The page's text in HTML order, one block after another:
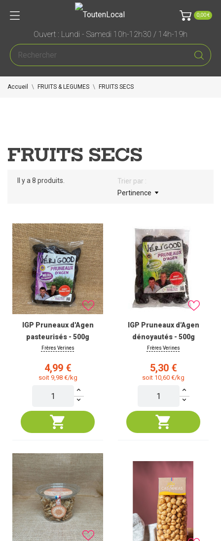
0,00 €
Ouvert : Lundi - Samedi 10h-12h30 / 14h-19h
Accueil FRUITS & LEGUMES FRUITS SECS
FRUITS SECS
Il y a 8 produits.
Trier par :
Pertinence
IGP Pruneaux d'Agen
pasteurisés - 500g
Frères Verines
Prix
4,99 €
soit 9,98 €/kg
IGP Pruneaux d'Agen
dénoyautés - 500g
Frères Verines
Prix
5,30 €
soit 10,60 €/kg